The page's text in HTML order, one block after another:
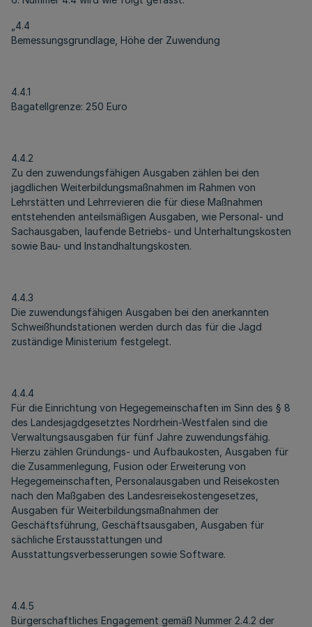
„4.4
Bemessungsgrundlage, Höhe der Zuwendung
4.4.1
Bagatellgrenze: 250 Euro
4.4.2
Zu den zuwendungsfähigen Ausgaben zählen bei den
jagdlichen Weiterbildungsmaßnahmen im Rahmen von
Lehrstätten und Lehrrevieren die für diese Maßnahmen
entstehenden anteilsmäßigen Ausgaben, wie Personal- und
Sachausgaben, laufende Betriebs- und Unterhaltungskosten
sowie Bau- und Instandhaltungskosten.
4.4.3
Die zuwendungsfähigen Ausgaben bei den anerkannten
Schweißhundstationen werden durch das für die Jagd
zuständige Ministerium festgelegt.
4.4.4
Für die Einrichtung von Hegegemeinschaften im Sinn des § 8
des Landesjagdgesetztes Nordrhein-Westfalen sind die
Verwaltungsausgaben für fünf Jahre zuwendungsfähig.
Hierzu zählen Gründungs- und Aufbaukosten, Ausgaben für
die Zusammenlegung, Fusion oder Erweiterung von
Hegegemeinschaften, Personalausgaben und Reisekosten
nach den Maßgaben des Landesreisekostengesetzes,
Ausgaben für Weiterbildungsmaßnahmen der
Geschäftsführung, Geschäftsausgaben, Ausgaben für
sächliche Erstausstattungen und
Ausstattungsverbesserungen sowie Software.
4.4.5
Bürgerschaftliches Engagement gemäß Nummer 2.4.2 der